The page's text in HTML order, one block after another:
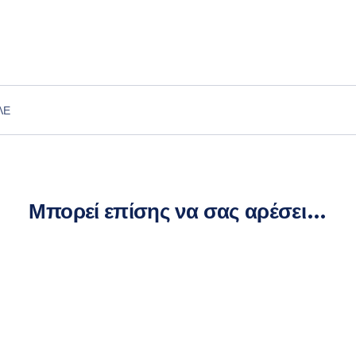
Μπορεί επίσης να σας αρέσει…